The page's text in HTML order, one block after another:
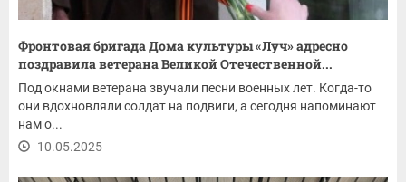
Фронтовая бригада Дома культуры «Луч» адресно
поздравила ветерана Великой Отечественной...
Под окнами ветерана звучали песни военных лет. Когда-то
они вдохновляли солдат на подвиги, а сегодня напоминают
нам о...
10.05.2025